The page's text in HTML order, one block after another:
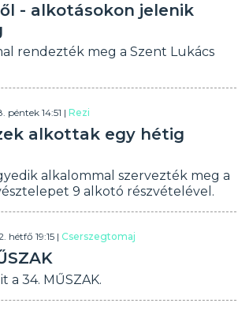
- alkotásokon jelenik
rendezték meg a Szent Lukács
péntek 14:51 |Rezi
alkottak egy hétig
alkalommal szervezték meg a
9 alkotó részvételével.
hétfő 19:15 |Cserszegtomaj
34. MŰSZAK.